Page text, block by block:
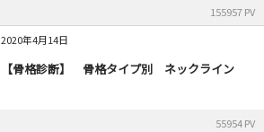
155957 PV
2020年4月14日
【骨格診断】 骨格タイプ別 ネックライン
55954 PV